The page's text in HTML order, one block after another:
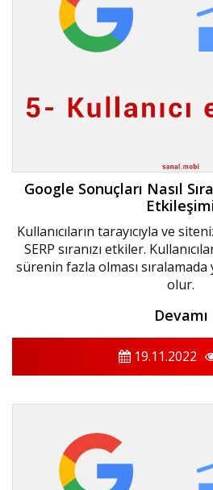
Google Sonuçları Nasıl
Kullanıcıların tarayıcıyla ve
SERP sıranızı etkiler.
sürenin fazla olması sıralamada
olur.
Devamı
19.11.2022